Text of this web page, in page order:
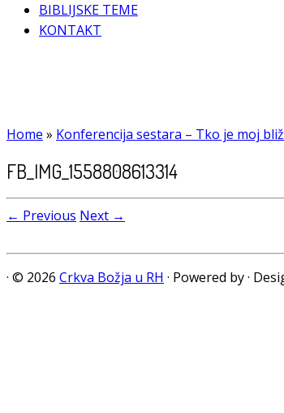
BIBLIJSKE TEME
KONTAKT
Home » Konferencija sestara – Tko je moj
FB_IMG_1558808613314
← Previous Next →
· © 2026 Crkva Božja u RH · Powered by·